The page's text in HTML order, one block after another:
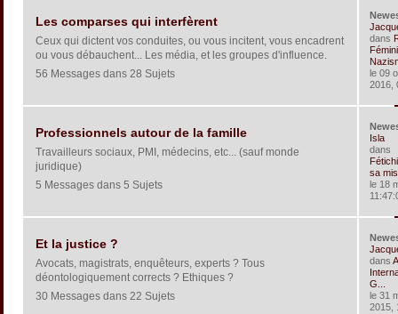
Les comparses qui interfèrent
Ceux qui dictent vos conduites, ou vous incitent, vous encadrent
ou vous débauchent... Les média, et les groupes d'influence.
56 Messages dans 28 Sujets
dans
le 09
2016,
Professionnels autour de la famille
Travailleurs sociaux, PMI, médecins, etc... (sauf monde
juridique)
5 Messages dans 5 Sujets
Isla
dans
sa
le 18
Et la justice ?
Avocats, magistrats, enquêteurs, experts ? Tous
déontologiquement corrects ? Ethiques ?
30 Messages dans 22 Sujets
dans
G...
le 31
2015,